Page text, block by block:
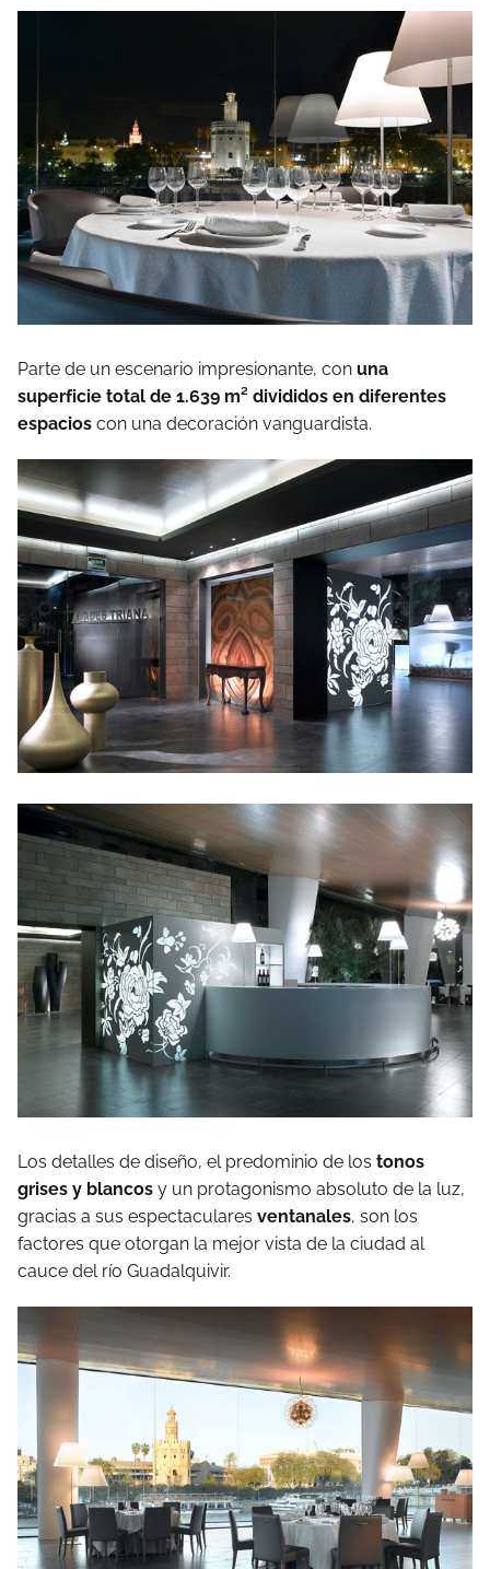
Parte de un escenario impresionante, con una
superficie total de 1.639 m² divididos en diferentes
espacios con una decoración vanguardista.
Los detalles de diseño, el predominio de los tonos
grises y blancos y un protagonismo absoluto de la luz,
gracias a sus espectaculares ventanales, son los
factores que otorgan la mejor vista de la ciudad al
cauce del río Guadalquivir.